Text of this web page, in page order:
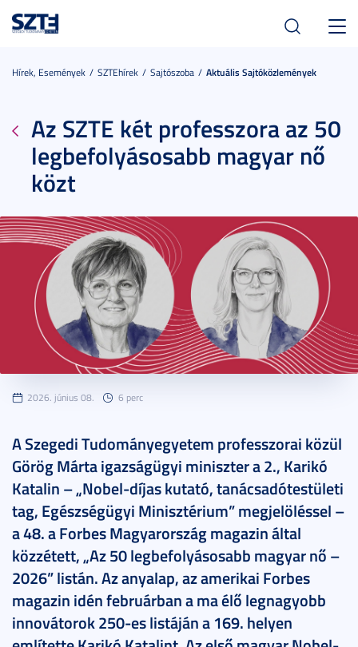
Hírek, Események SZTEhírek Sajtószoba Aktuális Sajtóközlemények
Az SZTE két professzora az 50
legbefolyásosabb magyar nő
közt
2026. június 08. 6 perc
A Szegedi Tudományegyetem professzorai közül
Görög Márta igazságügyi miniszter a 2., Karikó
Katalin – „Nobel-díjas kutató, tanácsadótestületi
tag, Egészségügyi Minisztérium” megjelöléssel –
a 48. a Forbes Magyarország magazin által
közzétett, „Az 50 legbefolyásosabb magyar nő –
2026” listán. Az anyalap, az amerikai Forbes
magazin idén februárban a ma élő legnagyobb
innovátorok 250-es listáján a 169. helyen